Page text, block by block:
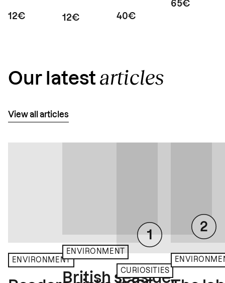
12€ 12€ 40€
65€
Our latest articles
View all articles
ENVIRONMENT
ENVIRONMENT
British seaside,
CURIOSITIES